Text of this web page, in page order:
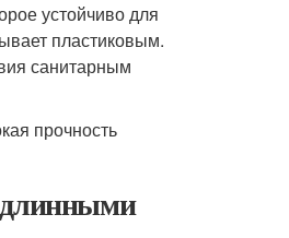
устойчиво для
пластиковым.
санитарным
прочность